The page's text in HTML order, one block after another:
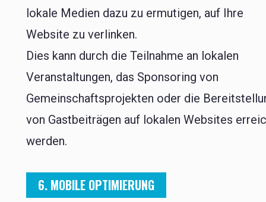
lokale Medien dazu zu ermutigen, auf Ihre
Website zu verlinken.
Dies kann durch die Teilnahme an lokalen
Veranstaltungen, das Sponsoring von
Gemeinschaftsprojekten oder die
von Gastbeiträgen auf lokalen Websites
werden.
6. MOBILE OPTIMIERUNG